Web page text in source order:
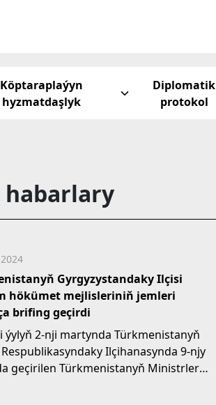
Köptaraplaýyn
hyzmatdaşlyk
Diplomatik
protokol
Gyrgyzystandaky Ilçisi
hökümet mejlisleriniň jemleri
brifing geçirdi
ýylyň 2-nji martynda Türkmenistanyň
Ilçihanasynda 9-njy
geçirilen Türkmenistanyň Ministrler